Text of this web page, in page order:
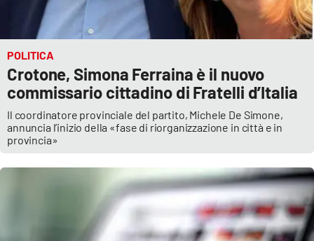
POLITICA
Crotone, Simona Ferraina è il nuovo
commissario cittadino di Fratelli d’Italia
Il coordinatore provinciale del partito, Michele De Simone,
annuncia l’inizio della «fase di riorganizzazione in città e in
provincia»